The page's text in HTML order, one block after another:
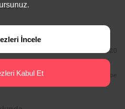
12:20/17:20
İncele
Kabul Et